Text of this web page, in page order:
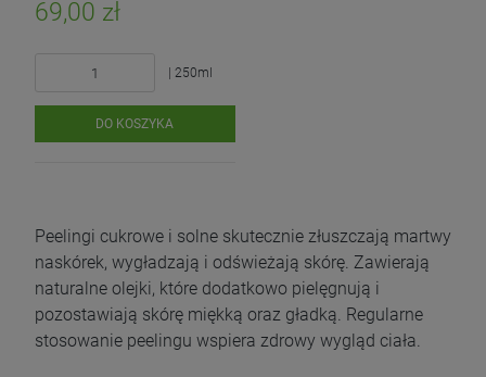
69,00 zł
| 250ml
DO KOSZYKA
Peelingi cukrowe i solne skutecznie złuszczają martwy
naskórek, wygładzają i odświeżają skórę. Zawierają
naturalne olejki, które dodatkowo pielęgnują i
pozostawiają skórę miękką oraz gładką. Regularne
stosowanie peelingu wspiera zdrowy wygląd ciała.